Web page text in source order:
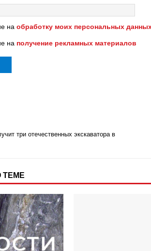
на обработку моих персональных
на получение рекламных материалов
три отечественных экскаватора в
ТЕМЕ